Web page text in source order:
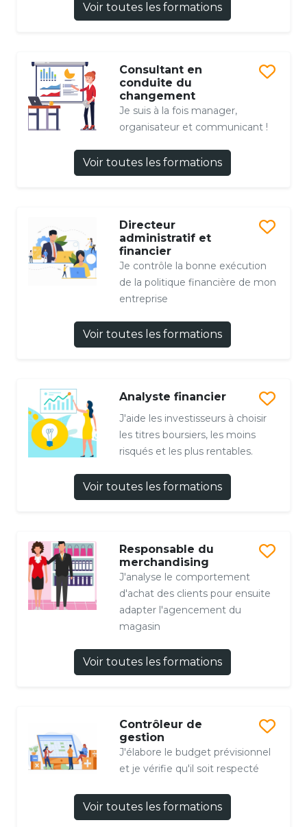
Voir toutes les formations
Consultant en
conduite du
changement
Je suis à la fois manager,
organisateur et communicant !
Voir toutes les formations
Directeur
administratif et
financier
Je contrôle la bonne exécution
de la politique financière de mon
entreprise
Voir toutes les formations
Analyste financier
J'aide les investisseurs à choisir
les titres boursiers, les moins
risqués et les plus rentables.
Voir toutes les formations
Responsable du
merchandising
J'analyse le comportement
d'achat des clients pour ensuite
adapter l'agencement du
magasin
Voir toutes les formations
Contrôleur de
gestion
J'élabore le budget prévisionnel
et je vérifie qu'il soit respecté
Voir toutes les formations